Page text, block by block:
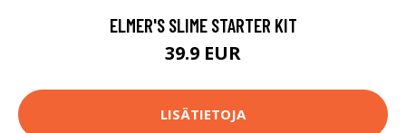
ELMER'S SLIME STARTER KIT
39.9 EUR
LISÄTIETOJA